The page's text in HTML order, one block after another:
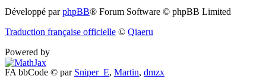
(S’ouvre
nouvel
Développé parphpBB® Forum Software © phpBB Limited
Traduction française officielle © Qiaeru
Powered by
FA bbCode © par Sniper_E, Martin, dmzx